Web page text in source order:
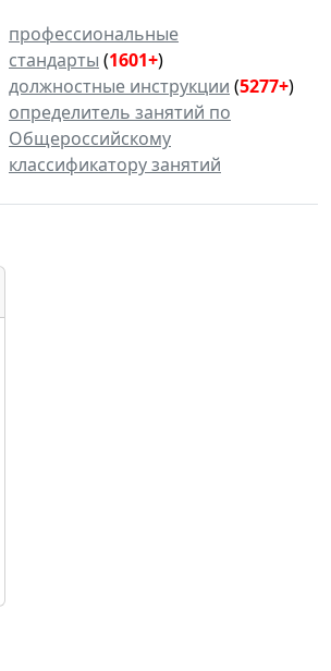
профессиональные
стандарты (1601+)
должностные инструкции (5277+)
определитель занятий по
Общероссийскому
классификатору занятий